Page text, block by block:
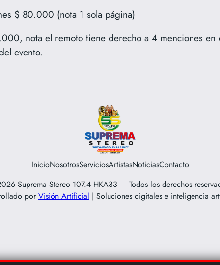
$ 80.000 (nota 1 sola página)
nota el remoto tiene derecho a 4 menciones
evento.
InicioNosotrosServiciosArtistasNoticiasContacto
Suprema Stereo 107.4 HKA33 — Todos los derechos
porVisión Artificial | Soluciones digitales e inteligencia